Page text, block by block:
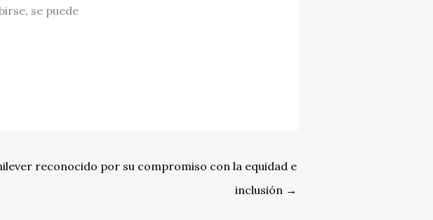
se puede
reconocido por su compromiso con la equidad e
inclusión →